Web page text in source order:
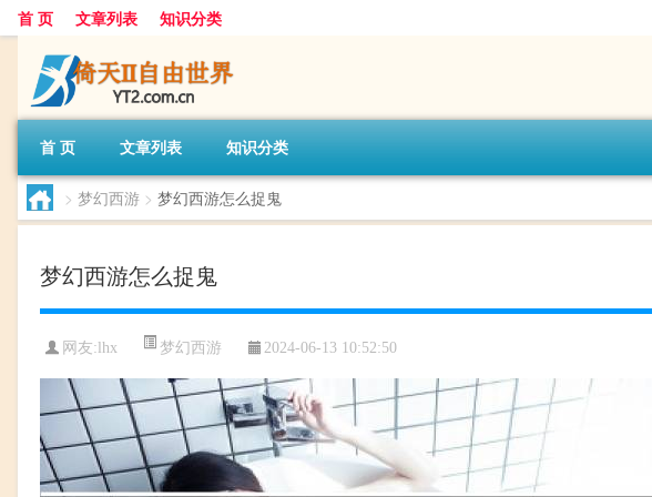
首 页 文章列表 知识分类
首 页 文章列表 知识分类
> 梦幻西游 > 梦幻西游怎么捉鬼
梦幻西游怎么捉鬼
网友: lhx 梦幻西游 2024-06-13 10:52:50